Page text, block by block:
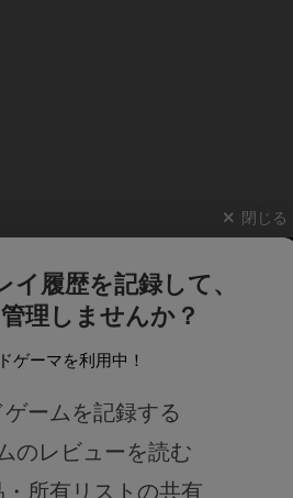
閉じる
履歴を記録して、
理しませんか？
ゲーマを利用中！
ームを記録する
のレビューを読む
所有リストの共有
新作・再入荷情報